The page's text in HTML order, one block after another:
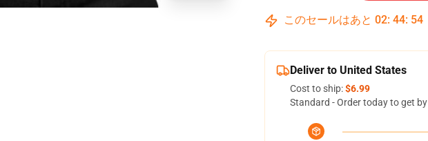
このセールはあと 02: 44: 53
Deliver to United States
Cost to ship:$6.99
Standard - Order today to get by